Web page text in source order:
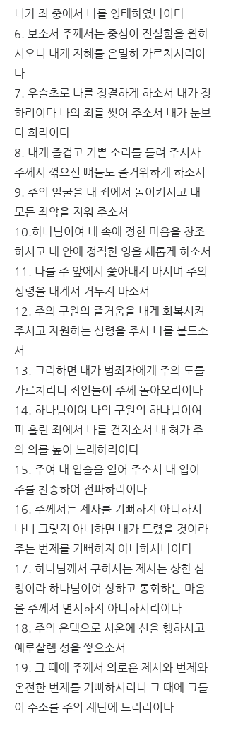
니가 죄 중에서 나를 잉태하였나이다
6. 보소서 주께서는 중심이 진실함을 원하
시오니 내게 지혜를 은밀히 가르치시리이
다
7. 우슬초로 나를 정결하게 하소서 내가 정
하리이다 나의 죄 를 씻어 주소서 내가 눈보
다 희리이다
8. 내게 즐겁고 기쁜 소리를 들려 주시사
주께서 꺾으신 뼈들도 즐거워하게 하소서
9. 주의 얼굴을 내 죄에서 돌이키시고 내
모든 죄악을 지워 주소서
10.하나님이여 내 속에 정한 마음을 창조
하시고 내 안에 정직한 영을 새롭게 하소서
11. 나를 주 앞에서 쫓아내지 마시며 주의
성령을 내게서 거두지 마소서
12. 주의 구원의 즐거움을 내게 회복시켜
주시고 자원하는 심령을 주사 나를 붙드소
서
13. 그리하면 내가 범죄자에게 주의 도를
가르치리니 죄인들이 주께 돌아오리이다
14. 하나님이여 나의 구원의 하나님이여
피 흘린 죄에서 나를 건지소서 내 혀가 주
의 의를 높이 노래하리이다
15. 주여 내 입술을 열어 주소서 내 입이
주를 찬송하여 전파하리이다
16. 주께서는 제사를 기뻐하지 아니하시
나니 그렇지 아니하면 내가 드렸을 것이라
주는 번제를 기뻐하지 아니하시나이다
17. 하나님께서 구하시는 제사는 상한 심
령이라 하나님이여 상하고 통회하는 마음
을 주께서 멸시하지 아니하시리이다
18. 주의 은택으로 시온에 선을 행하시고
예루살렘 성을 쌓으소서
19. 그 때에 주께서 의로운 제사와 번제와
온전한 번제를 기뻐하시리니 그 때에 그들
이 수소를 주의 제단에 드리리이다